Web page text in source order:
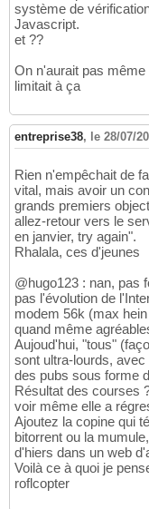
système de
Javascript.
et ??
On n'aurait pas
limitait à ça
entreprise38, le 28/07/
Rien n'empêchait de
vital, mais avoir un
grands premiers
allez-retour vers le
en janvier, try again".
Rhalala, ces d'jeunes
@hugo123 : nan, pas
pas l'évolution de
modem 56k (max
quand même
Aujoud'hui, "tous"
sont ultra-lourds,
des pubs sous forme
Résultat des courses
voir même elle a
Ajoutez la copine qui
bitorrent ou la
d'hiers dans un web
Voilà ce à quoi je
roflcopter